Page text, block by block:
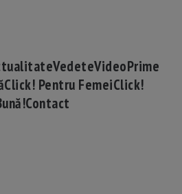
VedeteVideoPrime
Click! Pentru FemeiClick!
Contact